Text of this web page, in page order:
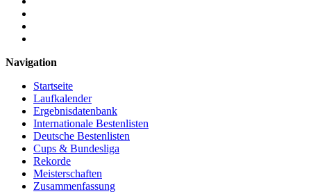
Navigation
Startseite
Laufkalender
Ergebnisdatenbank
Internationale Bestenlisten
Deutsche Bestenlisten
Cups & Bundesliga
Rekorde
Meisterschaften
Zusammenfassung